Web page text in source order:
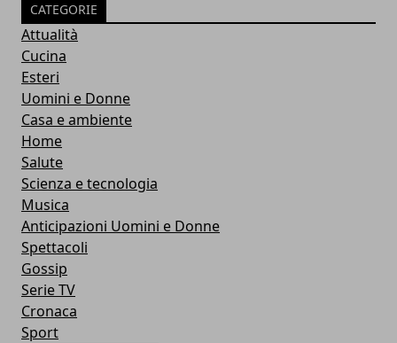
CATEGORIE
Attualità
Cucina
Esteri
Uomini e Donne
Casa e ambiente
Home
Salute
Scienza e tecnologia
Musica
Anticipazioni Uomini e Donne
Spettacoli
Gossip
Serie TV
Cronaca
Sport